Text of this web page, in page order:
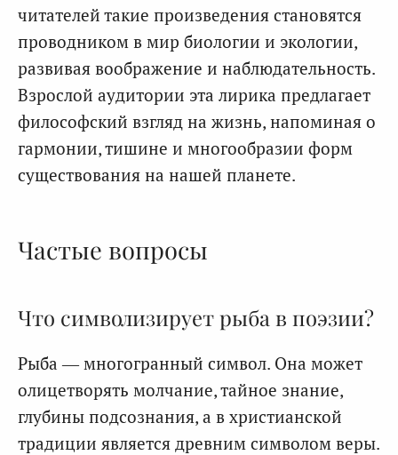
читателей такие произведения становятся
проводником в мир биологии и экологии,
развивая воображение и наблюдательность.
Взрослой аудитории эта лирика предлагает
философский взгляд на жизнь, напоминая о
гармонии, тишине и многообразии форм
существования на нашей планете.
Частые вопросы
Что символизирует рыба в поэзии?
Рыба — многогранный символ. Она может
олицетворять молчание, тайное знание,
глубины подсознания, а в христианской
традиции является древним символом веры.